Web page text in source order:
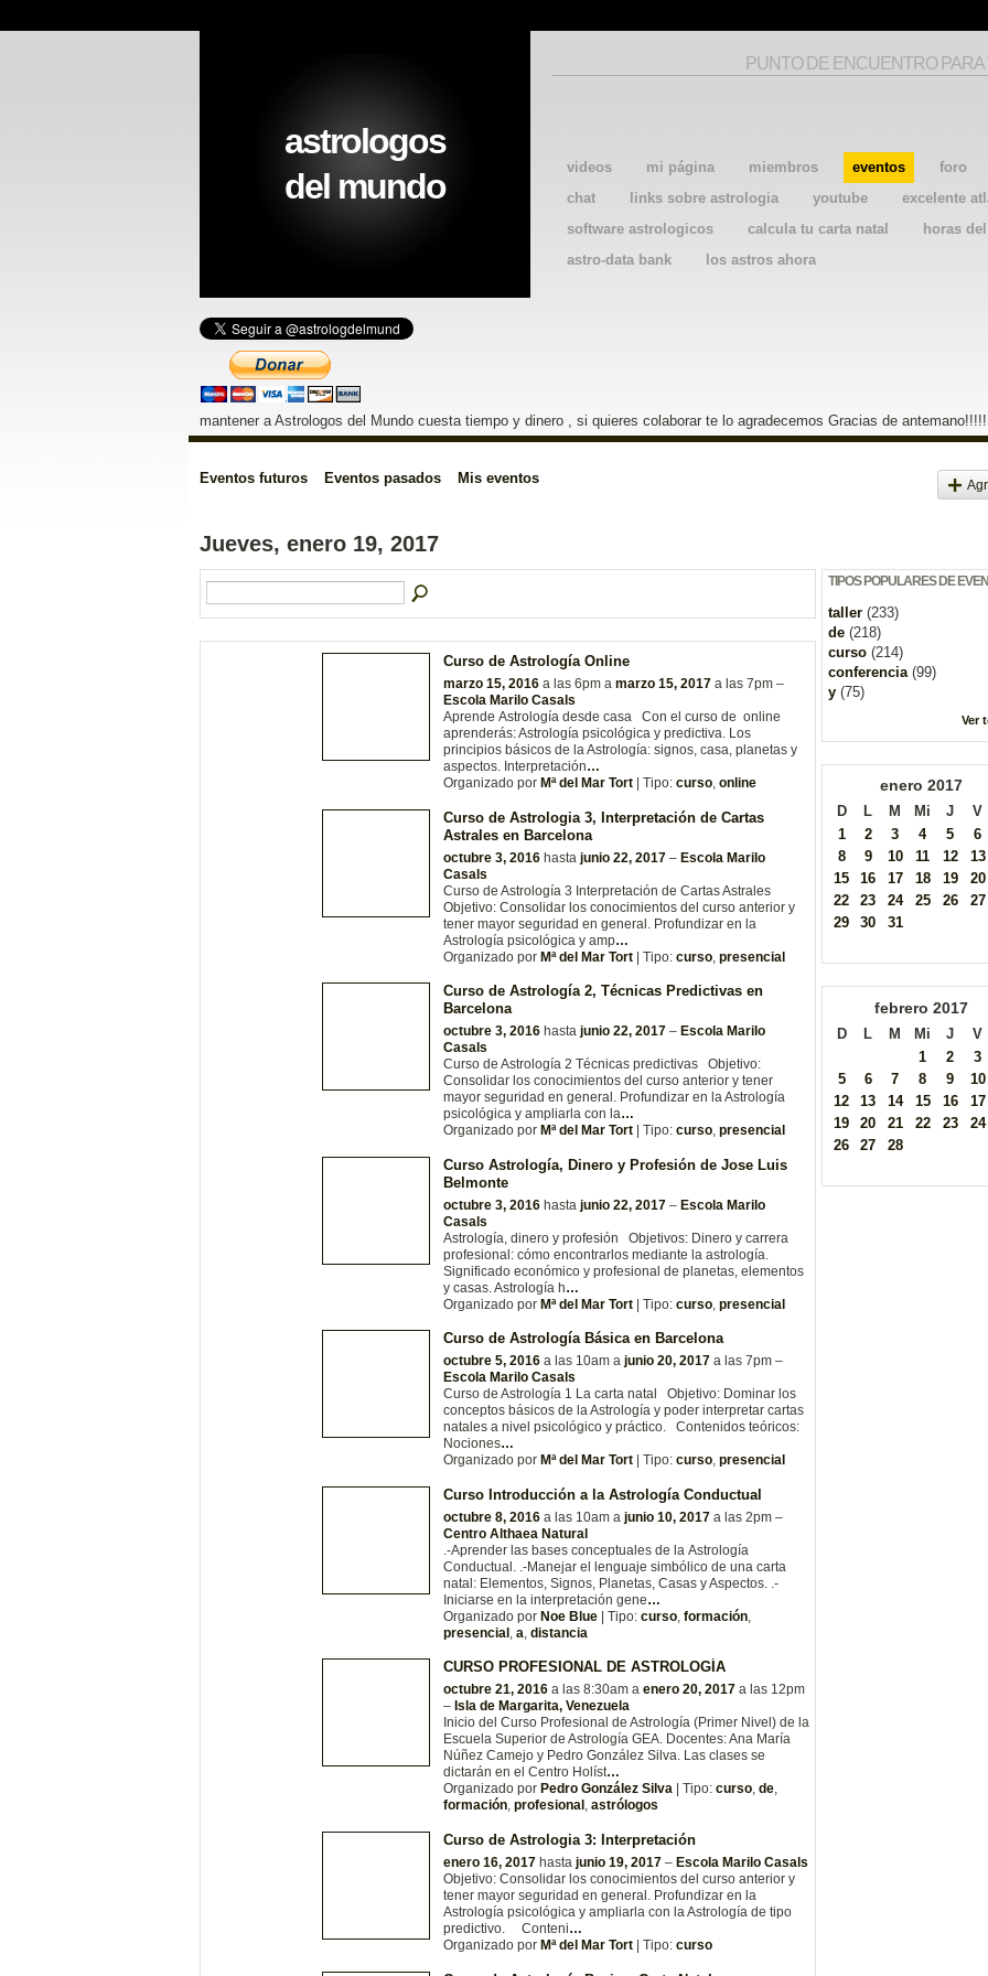
videos mi página miembros eventos foro
chat
links sobre astrologia youtube excelente
software astrologicos
calcula tu carta natal horas
astro-data bank
los astros ahora
astrologos
del mundo
PUNTO DE ENCUENTRO
mantener a Astrologos del Mundo cuesta tiempo y dinero , si quieres colaborar te lo agradecemos Gracias de
Eventos futuros Eventos pasados Mis eventos
Jueves, enero 19, 2017
Curso de Astrología Online
marzo 15, 2016 a las 6pm a marzo 15, 2017 a las 7pm –
Escola Marilo Casals
Aprende Astrología desde casa Con el curso de online
aprenderás: Astrología psicológica y predictiva. Los
principios básicos de la Astrología: signos, casa, planetas y
aspectos. Interpretación…
Organizado por Mª del Mar Tort | Tipo: curso, online
Curso de Astrologia 3, Interpretación de Cartas
Astrales en Barcelona
octubre 3, 2016 hasta junio 22, 2017 – Escola Marilo
Casals
Curso de Astrología 3 Interpretación de Cartas Astrales
Objetivo: Consolidar los conocimientos del curso anterior y
tener mayor seguridad en general. Profundizar en la
Astrología psicológica y amp…
Organizado por Mª del Mar Tort | Tipo: curso presencial
Curso de Astrología 2, Técnicas Predictivas en
Barcelona
octubre 3, 2016 hasta junio 22, 2017 – Escola Marilo
Casals
Curso de Astrología 2 Técnicas predictivas Objetivo:
Consolidar los conocimientos del curso anterior y tener
mayor seguridad en general. Profundizar en la Astrología
psicológica y ampliarla con la…
Organizado por Mª del Mar Tort | Tipo: curso, presencial
Curso Astrología, Dinero y Profesión de Jose Luis
Belmonte
octubre 3, 2016 hasta junio 22, 2017 – Escola Marilo
Casals
Astrología, dinero y profesión Objetivos: Dinero y carrera
profesional: cómo encontrarlos mediante la astrología.
Significado económico y profesional de planetas, elementos
y casas. Astrología h…
Organizado por Mª del Mar Tort | Tipo: curso presencial
Curso de Astrología Básica en Barcelona
octubre 5, 2016 a las 10am a junio 20, 2017 a las 7pm –
Escola Marilo Casals
Curso de Astrología 1 La carta natal Objetivo: Dominar los
conceptos básicos de la Astrología y poder interpretar cartas
natales a nivel psicológico y práctico. Contenidos teóricos:
Nociones…
Organizado por Mª del Mar Tort | Tipo: curso, presencial
Curso Introducción a la Astrología Conductual
octubre 8, 2016 a las 10am a junio 10, 2017 a las 2pm –
Centro Althaea Natural
.-Aprender las bases conceptuales de la Astrología
Conductual. .-Manejar el lenguaje simbólico de una carta
natal: Elementos, Signos, Planetas, Casas y Aspectos. .-
Iniciarse en la interpretación gene…
Organizado por Noe Blue | Tipo: curso, formación,
presencial, a, distancia
CURSO PROFESIONAL DE ASTROLOGÍA
octubre 21, 2016 a las 8:30am a enero 20, 2017 a las 12pm
– Isla de Margarita, Venezuela
Inicio del Curso Profesional de Astrología (Primer Nivel) de la
Escuela Superior de Astrología GEA. Docentes: Ana María
Núñez Camejo y Pedro González Silva. Las clases se
dictarán en el Centro Holíst…
Organizado por Pedro González Silva | Tipo: curso, de,
formación, profesional , astrólogos
Curso de Astrologia 3: Interpretación
enero 16, 2017 hasta junio 19, 2017 – Escola Marilo Casals
Objetivo: Consolidar los conocimientos del curso anterior y
tener mayor seguridad en general. Profundizar en la
Astrología psicológica y ampliarla con la Astrología de tipo
predictivo. Conteni…
Organizado por Mª del Mar Tort | Tipo: curso
TIPOS POPULARES DE
taller (233)
de (218)
curso (214)
conferencia(99)
y (75)
Ver
enero 2017
D L M Mi J V
1
2 3 4 5 6
8
9 10 11 12 13
15
16 17 18 19 20
22
23 24 25 26 27
29
30 31
febrero 2017
D L M Mi J V
1
2 3
5
6 7 8 9 10
12
13 14 15 16 17
19
20 21 22 23 24
26
27 28